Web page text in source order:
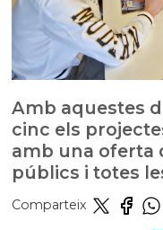
Amb aquestes
cinc els
amb una oferta
públics i totes
Comparteix